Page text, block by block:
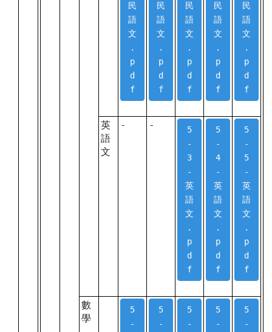
民
語
文
.
p
d
f
民
語
文
.
p
d
f
民
語
文
.
p
d
f
民
語
文
.
p
d
f
民
語
文
.
p
d
f
英
語
文
- -
5
-
3
-
英
語
文
.
p
d
f
5
-
4
-
英
語
文
.
p
d
f
5
-
5
-
英
語
文
.
p
d
f
數
學
5
-
5
-
5
-
5
-
5
-